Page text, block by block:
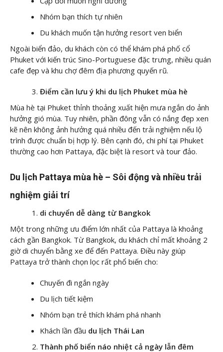
Nhóm bạn thích tự nhiên
Du khách muốn tận hưởng resort ven biển
Ngoài biển đảo, du khách còn có thể khám phá phố cổ
Phuket với kiến trúc Sino-Portuguese đặc trưng, nhiều quán
cafe đẹp và khu chợ đêm địa phương quyến rũ.
Điểm cần lưu ý khi du lịch Phuket mùa hè
Mùa hè tại Phuket thỉnh thoảng xuất hiện mưa ngắn do ảnh
hưởng gió mùa. Tuy nhiên, phần đông vẫn có nắng đẹp xen
kẽ nên không ảnh hưởng quá nhiều đến trải nghiệm nếu lộ
trình được chuẩn bị hợp lý. Bên cạnh đó, chi phí tại Phuket
thường cao hơn Pattaya, đặc biệt là resort và tour đảo.
Du lịch Pattaya mùa hè – Sôi động và nhiều trải
nghiệm giải trí
di chuyển dễ dàng từ Bangkok
Một trong những ưu điểm lớn nhất của Pattaya là khoảng
cách gần Bangkok. Từ Bangkok, du khách chỉ mất khoảng 2
giờ di chuyển bằng xe để đến Pattaya. Điều này giúp
Pattaya trở thành chọn lọc rất phổ biến cho:
Chuyến đi ngắn ngày
Du lịch tiết kiệm
Nhóm bạn trẻ thích khám phá nhanh
Khách lần đầu du lịch Thái Lan
Thành phố biển náo nhiệt cả ngày lẫn đêm